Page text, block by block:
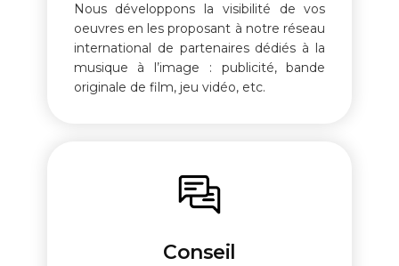
Nous développons la visibilité de vos
oeuvres en les proposant à notre réseau
international de partenaires dédiés à la
musique à l’image : publicité, bande
originale de film, jeu vidéo, etc.
Conseil